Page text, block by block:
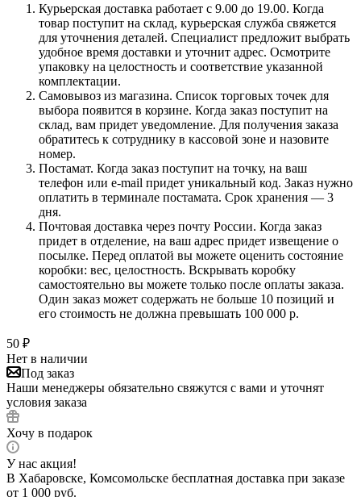
Курьерская доставка работает с 9.00 до 19.00. Когда
товар поступит на склад, курьерская служба свяжется
для уточнения деталей. Специалист предложит выбрать
удобное время доставки и уточнит адрес. Осмотрите
упаковку на целостность и соответствие указанной
комплектации.
Самовывоз из магазина. Список торговых точек для
выбора появится в корзине. Когда заказ поступит на
склад, вам придет уведомление. Для получения заказа
обратитесь к сотруднику в кассовой зоне и назовите
номер.
Постамат. Когда заказ поступит на точку, на ваш
телефон или e-mail придет уникальный код. Заказ нужно
оплатить в терминале постамата. Срок хранения — 3
дня.
Почтовая доставка через почту России. Когда заказ
придет в отделение, на ваш адрес придет извещение о
посылке. Перед оплатой вы можете оценить состояние
коробки: вес, целостность. Вскрывать коробку
самостоятельно вы можете только после оплаты заказа.
Один заказ может содержать не больше 10 позиций и
его стоимость не должна превышать 100 000 р.
50 ₽
Нет в наличии
Под заказ
Наши менеджеры обязательно свяжутся с вами и уточнят
условия заказа
Хочу в подарок
У нас акция!
В Хабаровске, Комсомольске бесплатная доставка при заказе
от 1 000 руб.